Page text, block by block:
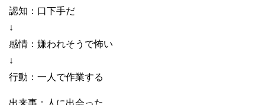
認知：口下手だ
↓
感情：嫌われそうで怖い
↓
行動：一人で作業する